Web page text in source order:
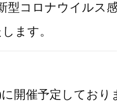
型コロナウイルス
ます。
に開催予定しており